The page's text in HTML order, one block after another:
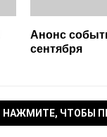
Анонс
сентября
НАЖМИТЕ, ЧТОБЫ